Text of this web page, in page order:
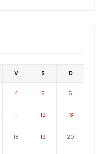
V S D
4 5 6
11 12 13
18 19 20